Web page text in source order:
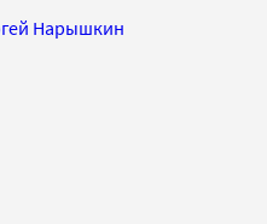
Нарышкин